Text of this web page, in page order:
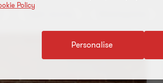
Policy
Personalise